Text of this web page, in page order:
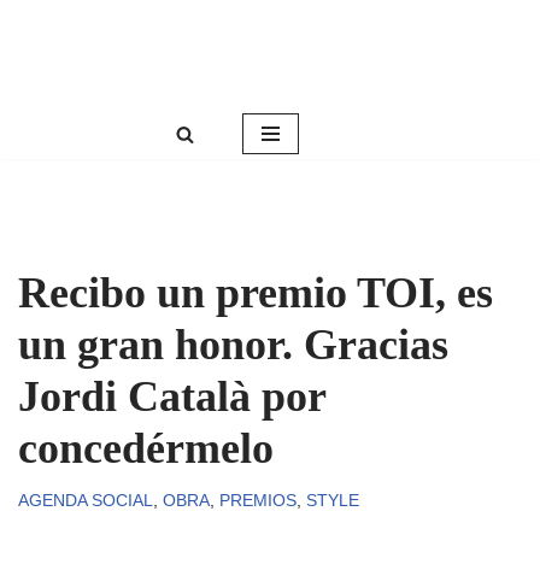
Recibo un premio TOI, es
un gran honor. Gracias
Jordi Català por
concedérmelo
AGENDA SOCIAL, OBRA, PREMIOS, STYLE